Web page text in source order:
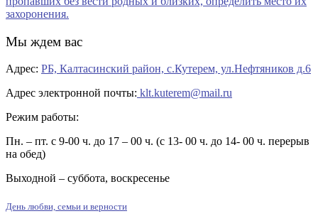
Мы ждем вас
Адрес: РБ, Калтасинский район, с.Кутерем, ул.Нефтяников д.6
Адрес электронной почты: klt.kuterem@mail.ru
Режим работы:
Пн. – пт. с 9-00 ч. до 17 – 00 ч. (с 13- 00 ч. до 14- 00 ч. перерыв
на обед)
Выходной – суббота, воскресенье
День любви, семьи и верности